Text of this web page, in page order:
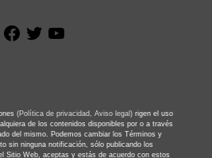
Facebook
Twitter
(Política de privacidad, Aviso legal) rigen el uso
de los contenidos disponibles por o a través
del mismo. Podemos cambiar los Términos y
sin ninguna notificación, sólo publicando los
Sitio Web, aceptas y estás de acuerdo con estos